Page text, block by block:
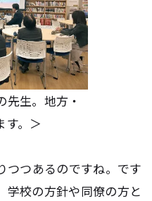
先生。地方・
す。＞
つつあるのですね。です
学校の方針や同僚の方と